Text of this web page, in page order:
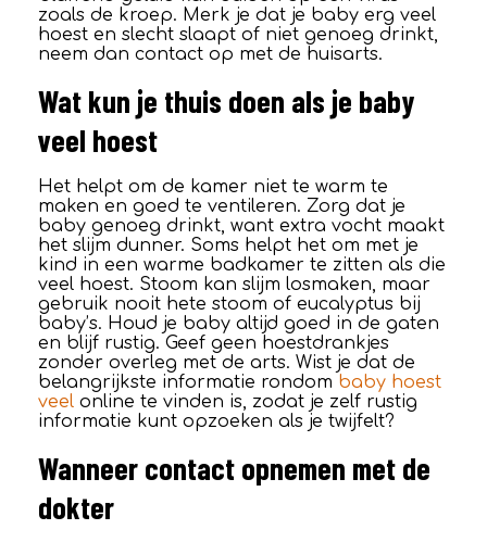
zoals de kroep. Merk je dat je baby erg veel
hoest en slecht slaapt of niet genoeg drinkt,
neem dan contact op met de huisarts.
Wat kun je thuis doen als je baby
veel hoest
Het helpt om de kamer niet te warm te
maken en goed te ventileren. Zorg dat je
baby genoeg drinkt, want extra vocht maakt
het slijm dunner. Soms helpt het om met je
kind in een warme badkamer te zitten als die
veel hoest. Stoom kan slijm losmaken, maar
gebruik nooit hete stoom of eucalyptus bij
baby’s. Houd je baby altijd goed in de gaten
en blijf rustig. Geef geen hoestdrankjes
zonder overleg met de arts. Wist je dat de
belangrijkste informatie rondom baby hoest
veelonline te vinden is, zodat je zelf rustig
informatie kunt opzoeken als je twijfelt?
Wanneer contact opnemen met de
dokter